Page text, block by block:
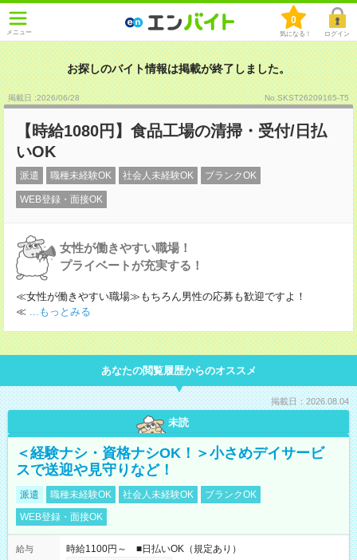
メニュー
0
気になる！ ログイン
お探しのバイト情報は掲載が終了しました。
掲載日 :2026/06/28 No.SKST26209165-T5
【時給1080円】食品工場の清掃・受付/日払
いOK
派遣 職種未経験OK 社会人未経験OK ブランクOK
WEB登録・面接OK
女性が働きやすい職場！
プライベートが充実する！
≪女性が働きやすい職場≫もちろん男性の応募も歓迎ですよ！
≪ ...もっとみる
あなたの閲覧履歴からのオススメ
掲載日：2026.08.04
未読
＜経験ナシ・資格ナシOK！＞小さめデイサービ
スで送迎や見守りなど！
派遣 職種未経験OK 社会人未経験OK
ブランクOK
WEB登録・面接OK
給与
時給1100円～ ■日払いOK（規定あり）